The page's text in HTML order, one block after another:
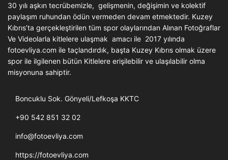
30 yılı aşkın tecrübemizle, gelişmenin, değişimin ve kolektif
paylaşım ruhundan ödün vermeden devam etmektedir. Kuzey
Kıbrıs’ta gerçekleştirilen tüm spor olaylarından Alınan Fotoğraflar
Ve Videolarla kitlelere ulaşmak amacı ile 2017 yılında
fotoevliya.com ile taçlandırdık, başta Kuzey Kıbrıs olmak üzere
spor ile ilgilenen bütün Kitlelere erişilebilir ve ulaşılabilir olma
misyonuna sahiptir.
Boncuklu Sok. Gönyeli/Lefkoşa KKTC
+90 542 851 32 02
info@fotoevliya.com
https://fotoevliya.com